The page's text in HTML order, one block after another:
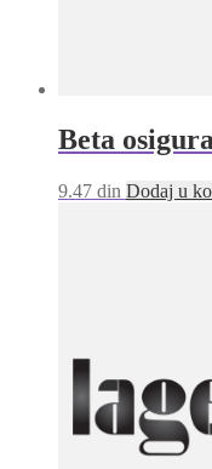
Beta
9.47 din Dodaj u